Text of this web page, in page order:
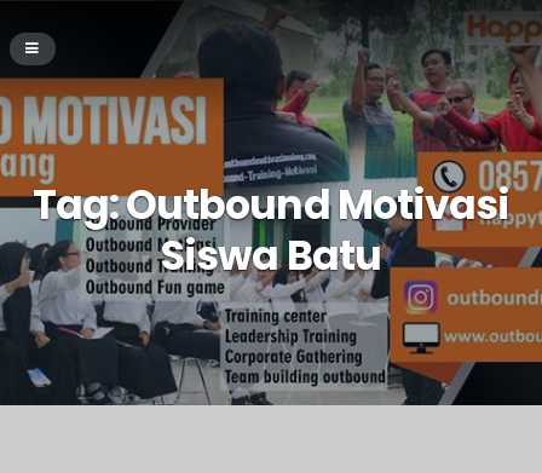
Tag:Outbound Motivasi
Siswa Batu